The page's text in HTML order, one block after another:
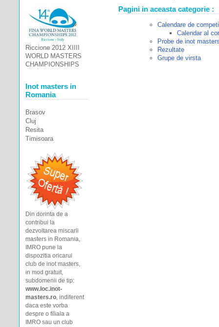
Riccione 2012 XIIII
WORLD MASTERS
CHAMPIONSHIPS
Inot masters in
Romania
Brasov
Cluj
Resita
Timisoara
Din dorinta de a
contribui la
dezvoltarea miscarii
masters in Romania,
IMRO pune la
dispozitia oricarui
club de inot masters,
in mod gratuit,
subdomenii de tip:
www.loc.inot-
masters.ro , indiferent
daca este vorba
despre o filiala a
IMRO sau un club
Pagini in aceasta categorie :
Calendare de
Calendar al
Probe de inot
Rezultate
Grupe de virsta